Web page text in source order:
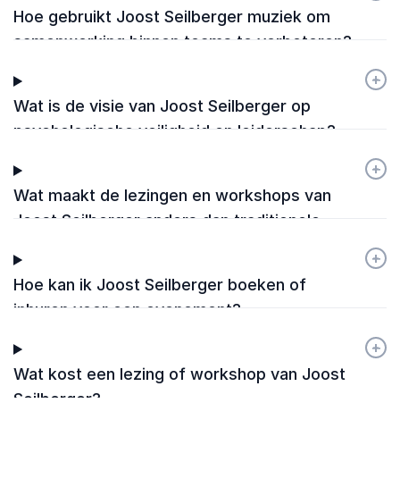
Hoe gebruikt Joost Seilberger muziek om
samenwerking binnen teams te verbeteren?
Wat is de visie van Joost Seilberger op
psychologische veiligheid en leiderschap?
+
-
Wat maakt de lezingen en workshops van
Joost Seilberger anders dan traditionele
+
-
Hoe kan ik Joost Seilberger boeken of
inhuren voor een evenement?
+
-
Wat kost een lezing of workshop van Joost
Seilberger?
+
-